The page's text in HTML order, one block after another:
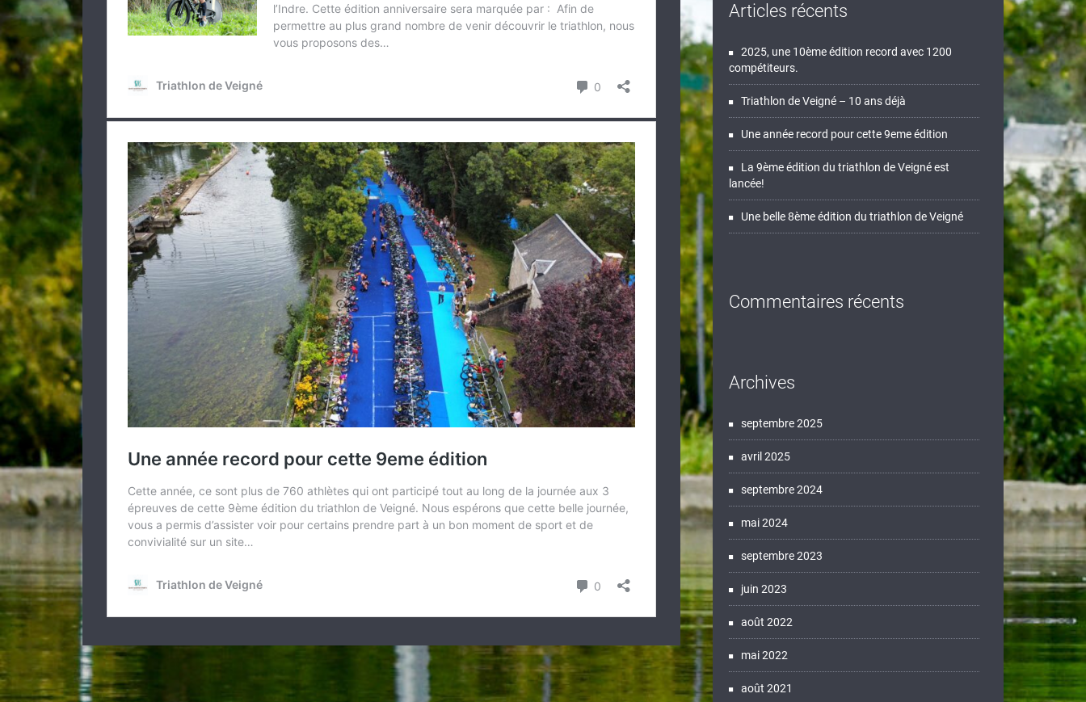
Articles récents
2025, une 10ème édition record avec 1200
compétiteurs.
Triathlon de Veigné – 10 ans déjà
Une année record pour cette 9eme édition
La 9ème édition du triathlon de Veigné est
lancée!
Une belle 8ème édition du triathlon de Veigné
Commentaires récents
Archives
septembre 2025
avril 2025
septembre 2024
mai 2024
septembre 2023
juin 2023
août 2022
mai 2022
août 2021